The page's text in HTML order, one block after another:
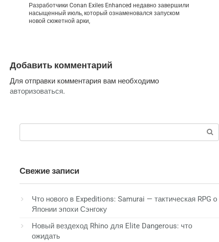
Разработчики Conan Exiles Enhanced недавно завершили
насыщенный июль, который ознаменовался запуском
новой сюжетной арки,
Добавить комментарий
Для отправки комментария вам необходимо
авторизоваться.
Поиск:
Свежие записи
Что нового в Expeditions: Samurai — тактическая RPG о
Японии эпохи Сэнгоку
Новый вездеход Rhino для Elite Dangerous: что
ожидать